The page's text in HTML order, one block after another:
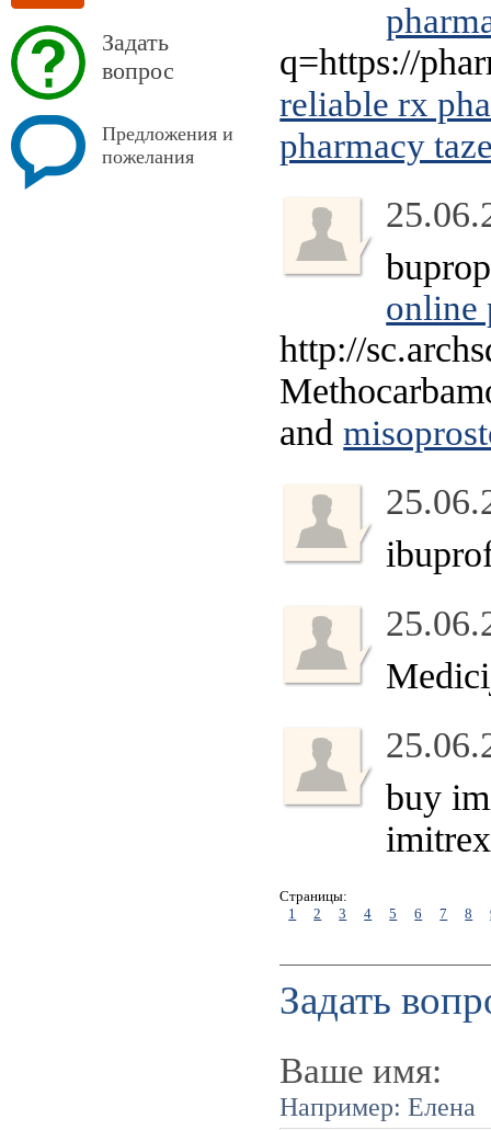
Задать
вопрос
Предложения и
пожелания
q=https://
reliable rx
pharmacy
online
http://
and
buy
Страницы:
1
2 3 4 5 6 7 8
Задать
Ваше имя:
Например: Елена